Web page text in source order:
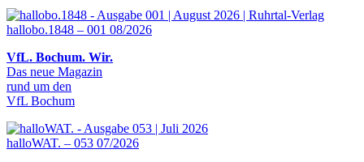
hallobo.1848 – 001 08/2026
VfL. Bochum. Wir.
Das neue Magazin
rund um den
VfL Bochum
halloWAT. – 053 07/2026